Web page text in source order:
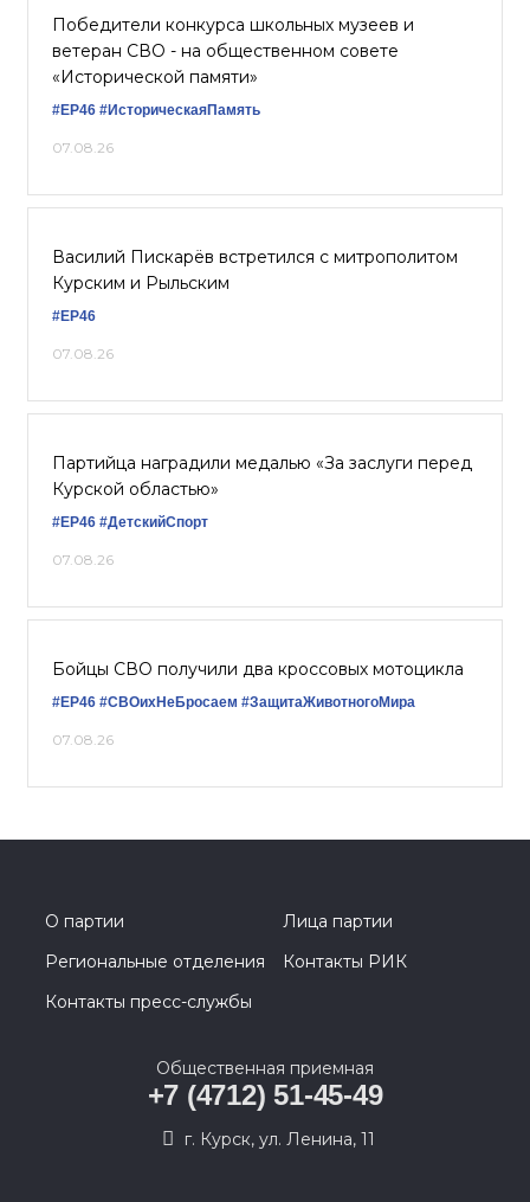
Победители конкурса школьных музеев и
ветеран СВО - на общественном совете
«Исторической памяти»
#ЕР46 #ИсторическаяПамять
07.08.26
Василий Пискарёв встретился с митрополитом
Курским и Рыльским
#ЕР46
07.08.26
Партийца наградили медалью «За заслуги перед
Курской областью»
#ЕР46 #ДетскийСпорт
07.08.26
Бойцы СВО получили два кроссовых мотоцикла
#ЕР46 #СВОихНеБросаем #ЗащитаЖивотногоМира
07.08.26
О партии
Лица партии
Региональные отделения
Контакты РИК
Контакты пресс-службы
Общественная приемная
+7 (4712) 51-45-49
г. Курск, ул. Ленина, 11